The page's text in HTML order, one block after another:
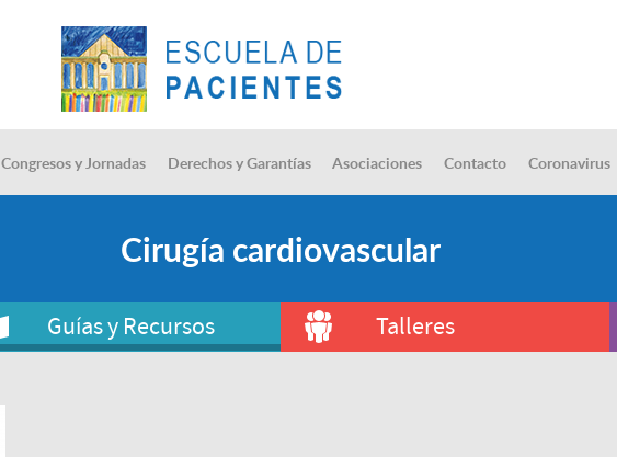
Congresos y Jornadas Derechos y Garantías Asociaciones Contacto Coronavirus
Cirugía cardiovascular
Guías y Recursos Talleres